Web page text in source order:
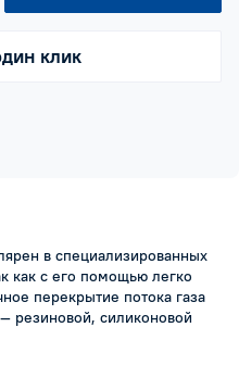
клик
в специализированных
как с его помощью легко
перекрытие потока газа
резиновой, силиконовой